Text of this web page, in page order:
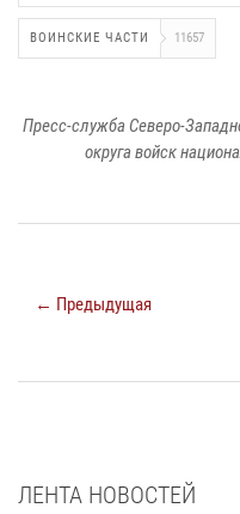
ВОИНСКИЕ ЧАСТИ 11657
Пресс-служба Северо-
округа войск
← Предыдущая
ЛЕНТА НОВОСТЕЙ